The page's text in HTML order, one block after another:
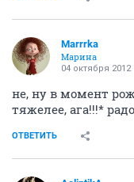
Кстате моя
сорок девять
шел аж
го роддома
двое перчаток аш
Кирова
СКИТАЮЩЕЙСЯ